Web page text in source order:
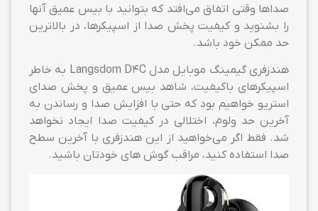
صداها وقتی اتفاق می‌افتد که بتوانید با بیس عمیق آنها
را بشنوید و کیفیت پخش صدا از اسپیکرها، در بالاترین
حد ممکن خود باشد.
هندزفری گیمینگ موبایل مدل Langsdom D4C به خاطر
اسپیکرهای باکیفیت، شاهد بیس عمیق و پخش صدای
استریو خواهیم بود که حتی با افزایش صدا و رساندن به
آخرین حد ولوم، اختلالی در کیفیت صدا ایجاد نخواهد
شد. فقط اگر می‌خواهید از این هندزفری با آخرین سطح
صدا استفاده کنید، مراقب گوش های خودتان باشید.